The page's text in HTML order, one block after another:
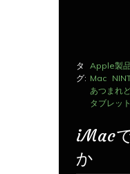
タ
グ:
Apple製品
Mac
あつまれ
タブレット
iMac
か